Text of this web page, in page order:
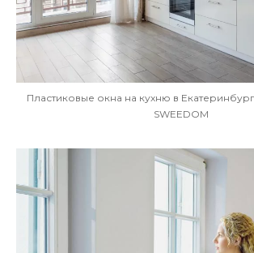
Пластиковые окна на кухню в
SWEEDOM